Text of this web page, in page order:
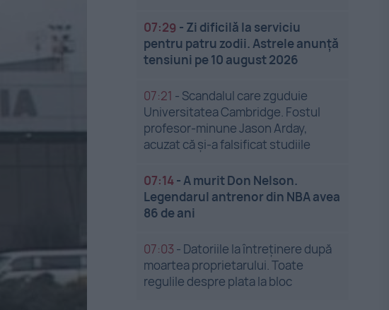
07:29 - Zi dificilă la serviciu
pentru patru zodii. Astrele anunță
tensiuni pe 10 august 2026
07:21 - Scandalul care zguduie
Universitatea Cambridge. Fostul
profesor-minune Jason Arday,
acuzat că și-a falsificat studiile
07:14-A murit Don Nelson.
Legendarul antrenor din NBA avea
86 de ani
07:03 - Datoriile la întreținere după
moartea proprietarului. Toate
regulile despre plata la bloc